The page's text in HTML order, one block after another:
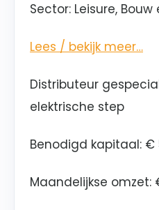
Sector: Leisure,
Lees / bekijk meer…
Distributeur
elektrische step
Benodigd kapitaal: €
Maandelijkse omzet: